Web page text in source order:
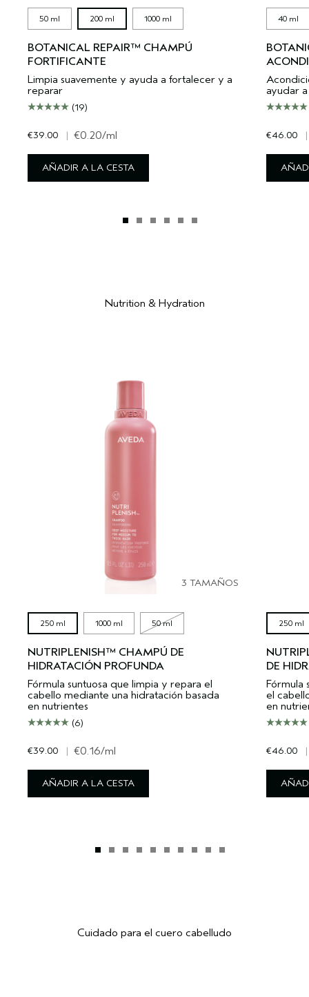
50 ml 200 ml 1000 ml
BOTANICAL REPAIR™ CHAMPÚ
FORTIFICANTE
Limpia suavemente y ayuda a fortalecer y a
reparar
(19)
€39.00 | €0.20/ml
AÑADIR A LA CESTA
40 ml
ayudar
€46.00 |
Nutrition & Hydration
3 TAMAÑOS
250 ml 1000 ml 50 ml
NUTRIPLENISH™ CHAMPÚ DE
HIDRATACIÓN PROFUNDA
Fórmula suntuosa que limpia y repara el
cabello mediante una hidratación basada
en nutrientes
(6)
€39.00 | €0.16/ml
AÑADIR A LA CESTA
250 ml
DE
Fórmula
el
en
€46.00 |
Cuidado para el cuero cabelludo